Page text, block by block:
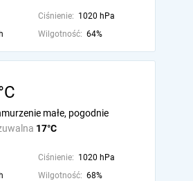
Ciśnienie: 1020 hPa
Wilgotność: 64%
17°C
małe, pogodnie
Ciśnienie: 1020 hPa
Wilgotność: 68%